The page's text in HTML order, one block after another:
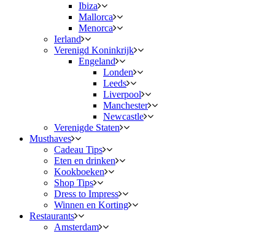
Ibiza
Mallorca
Menorca
Ierland
Verenigd Koninkrijk
Engeland
Londen
Leeds
Liverpool
Manchester
Newcastle
Verenigde Staten
Musthaves
Cadeau Tips
Eten en drinken
Kookboeken
Shop Tips
Dress to Impress
Winnen en Korting
Restaurants
Amsterdam